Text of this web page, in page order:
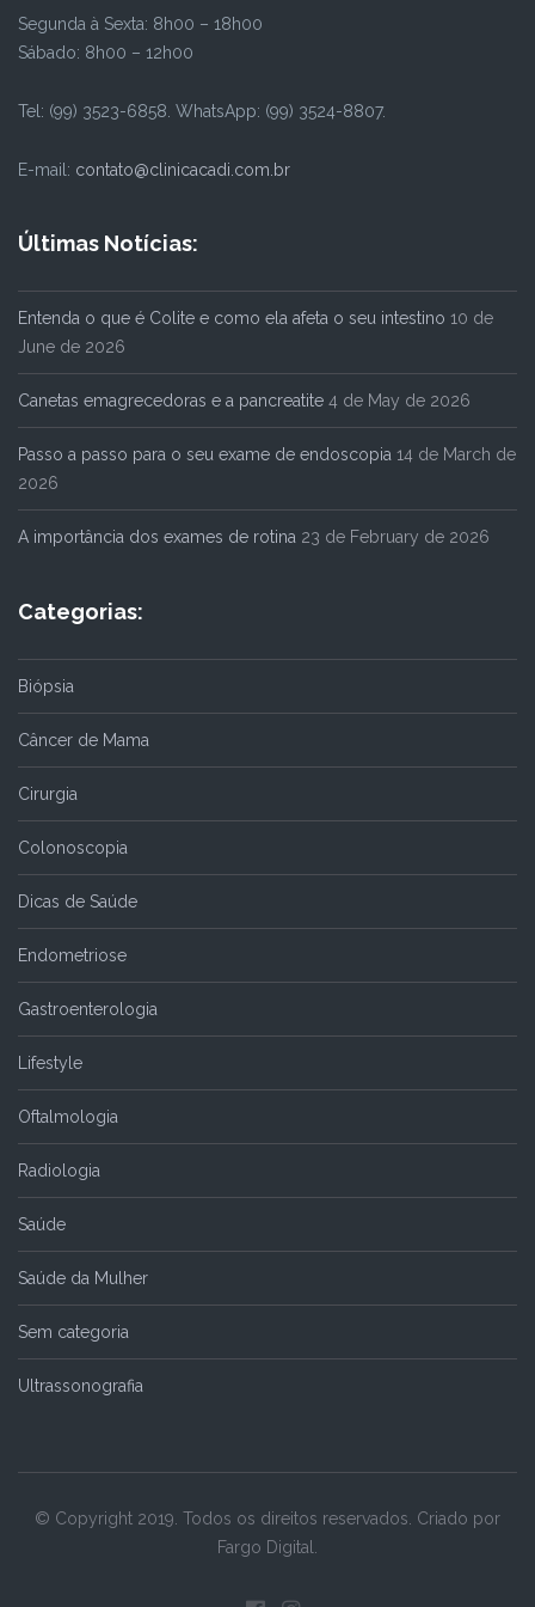
Segunda à Sexta: 8h00 – 18h00
Sábado: 8h00 – 12h00
Tel: (99) 3523-6858. WhatsApp: (99) 3524-8807.
E-mail: contato@clinicacadi.com.br
Últimas Notícias:
Entenda o que é Colite e como ela afeta o seu intestino 10 de
June de 2026
Canetas emagrecedoras e a pancreatite 4 de May de 2026
Passo a passo para o seu exame de endoscopia 14 de March de
2026
A importância dos exames de rotina 23 de February de 2026
Categorias:
Biópsia
Câncer de Mama
Cirurgia
Colonoscopia
Dicas de Saúde
Endometriose
Gastroenterologia
Lifestyle
Oftalmologia
Radiologia
Saúde
Saúde da Mulher
Sem categoria
Ultrassonografia
© Copyright 2019. Todos os direitos reservados. Criado por
Fargo Digital.